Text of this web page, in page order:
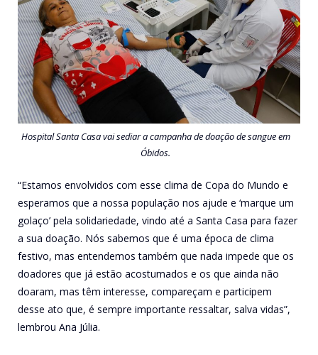
Hospital Santa Casa vai sediar a campanha de doação de sangue em
Óbidos.
“Estamos envolvidos com esse clima de Copa do Mundo e
esperamos que a nossa população nos ajude e ‘marque um
golaço’ pela solidariedade, vindo até a Santa Casa para fazer
a sua doação. Nós sabemos que é uma época de clima
festivo, mas entendemos também que nada impede que os
doadores que já estão acostumados e os que ainda não
doaram, mas têm interesse, compareçam e participem
desse ato que, é sempre importante ressaltar, salva vidas”,
lembrou Ana Júlia.